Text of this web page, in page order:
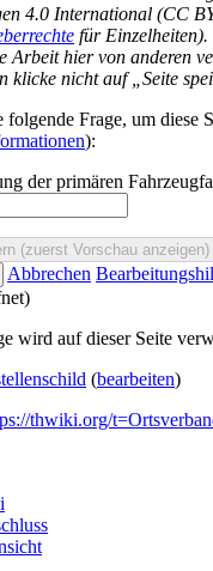
4.0 International (CC
für
Arbeit hier von anderen
klicke nicht auf „Seite
Frage, um diese
):
der primären
Abbrechen
wird auf dieser Seite
(bearbeiten)
thwiki.org/